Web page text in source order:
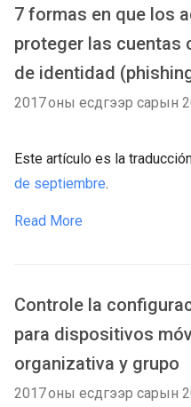
7 formas en que los
proteger las cuentas
de identidad
2017 оны есдүгээр сарын
Este artículo es la
de septiembre.
Read More
Controle la
para dispositivos
organizativa y grupo
2017 оны есдүгээр сарын